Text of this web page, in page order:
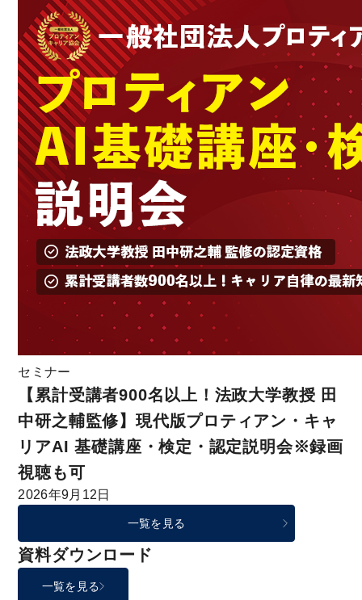
セミナー
【累計受講者900名以上！法政大学教授 田
中研之輔監修】現代版プロティアン・キャ
リアAI 基礎講座・検定・認定説明会※録画
視聴も可
2026年9月12日
一覧を見る
資料ダウンロード
一覧を見る